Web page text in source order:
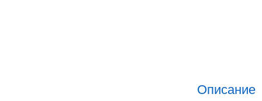
Описание